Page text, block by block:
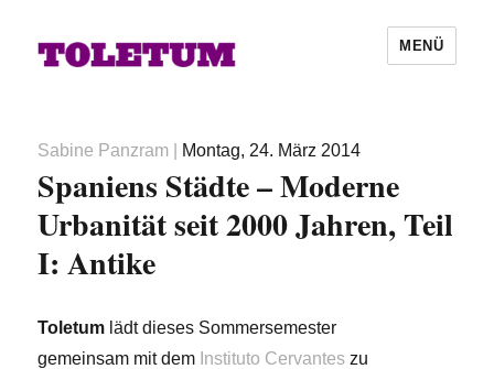
MENÜ
Autor
Sabine Panzram
Veröffentlicht
am
Montag, 24. März 2014
Spaniens Städte – Moderne
Urbanität seit 2000 Jahren, Teil
I: Antike
Toletum lädt dieses Sommersemester
gemeinsam mit dem Instituto Cervantes zu